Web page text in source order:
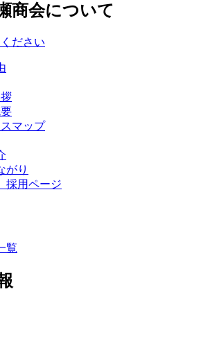
商会について
マップ
がり
採用ページ
覧